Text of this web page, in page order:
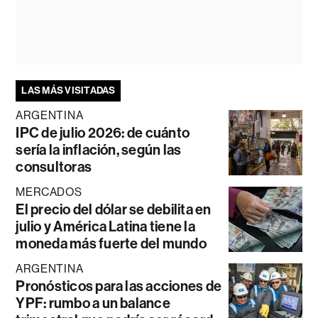
LAS MÁS VISITADAS
ARGENTINA
IPC de julio 2026: de cuánto
sería la inflación, según las
consultoras
MERCADOS
El precio del dólar se debilita en
julio y América Latina tiene la
moneda más fuerte del mundo
ARGENTINA
Pronósticos para las acciones de
YPF: rumbo a un balance